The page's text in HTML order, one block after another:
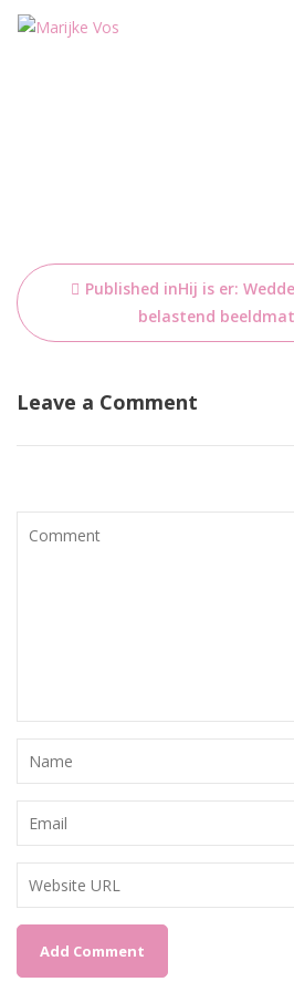
Skip
Bericht
navigatie
Published inHij is er:
belastend
Leave a Comment